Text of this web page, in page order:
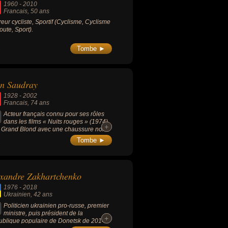
1960 -2010
Francais, 50 ans
cycliste, Sportif (Cyclisme, Cyclisme
Sport).
Tombe ►
Saudray
1928 -2002
Francais, 74 ans
Acteur français connu pour ses rôles
dans les films « Nuits rouges » (1974),
Blond avec une chaussure noire
comédie, avec Pierre Richard) ou «
d'Alfred » (1972, comédie,
+
+
Tombe ►
Zakhartchenko
1976 -2018
Ukrainien, 42 ans
Politicien ukrainien pro-russe, premier
ministre, puis président de la
populaire de Donetsk de 2014+
+